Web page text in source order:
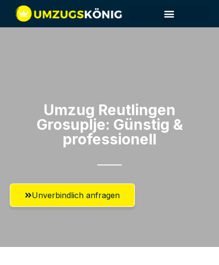
Umzug Reutlingen​
Grosuplje: Günstig &
professionell​
Unverbindlich anfragen